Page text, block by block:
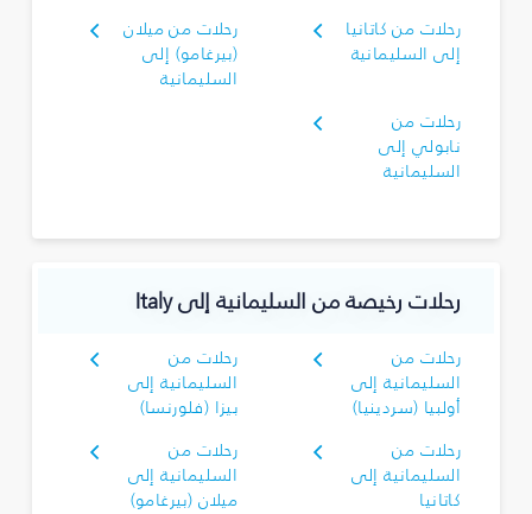
رحلات من كاتانيا
إلى السليمانية‎
رحلات من ميلان
(بيرغامو) إلى
السليمانية‎
رحلات من
نابولي إلى
السليمانية‎
رحلات رخيصة من السليمانية‎ إلى Italy
رحلات من
السليمانية‎ إلى
أولبيا (سردينيا)
رحلات من
السليمانية‎ إلى
بيزا (فلورنسا)
رحلات من
السليمانية‎ إلى
كاتانيا
رحلات من
السليمانية‎ إلى
ميلان (بيرغامو)